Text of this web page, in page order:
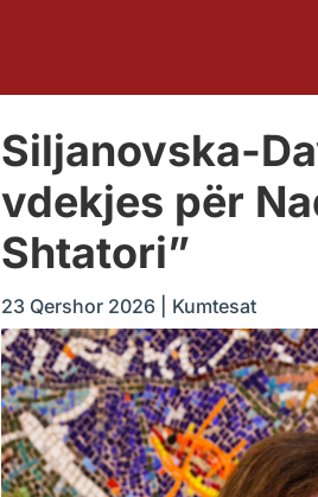
Siljanovska-
vdekjes për
Shtatori”
23 Qershor 2026 Kumtesat